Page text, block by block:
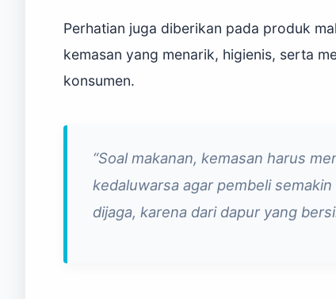
Perhatian juga diberikan pada produk
kemasan yang menarik, higienis, serta
konsumen.
“Soal makanan, kemasan harus
kedaluwarsa agar pembeli
dijaga, karena dari dapur yang